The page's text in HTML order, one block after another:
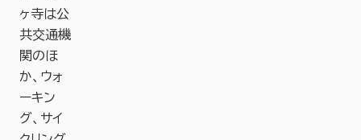
ヶ寺は公
共交通機
関のほ
か、ウォ
ーキン
グ、サイ